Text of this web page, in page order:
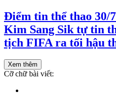
Điểm tin thể thao 30/
Kim Sang Sik tự tin
tịch FIFA ra tối hậu
Xem thêm
Cỡ chữ bài viết: